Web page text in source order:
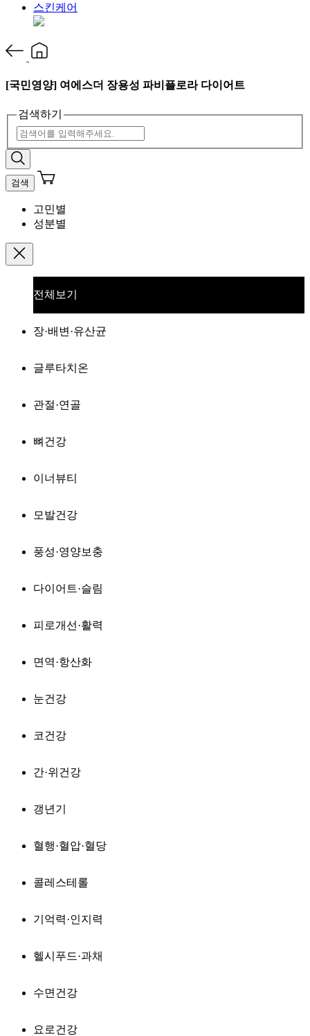
스킨케어
[국민영양] 여에스더 장용성 파비플로라 다이어트
검색하기
검색
고민별
성분별
전체보기
장·배변·유산균
글루타치온
관절·연골
뼈건강
이너뷰티
모발건강
풍성·영양보충
다이어트·슬림
피로개선·활력
면역·항산화
눈건강
코건강
간·위건강
갱년기
혈행·혈압·혈당
콜레스테롤
기억력·인지력
헬시푸드·과채
수면건강
요로건강